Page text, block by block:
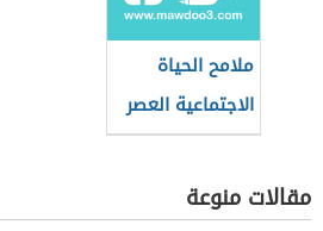
ملامح الحياة
الاجتماعية العصر
الجاهلي
مقالات منوعة